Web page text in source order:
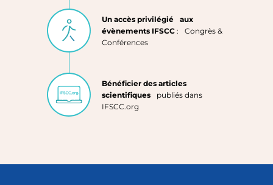
Un accès privilégié aux
évènements IFSCC : Congrès &
Conférences
Bénéficier des articles
scientifiques publiés dans
IFSCC.org